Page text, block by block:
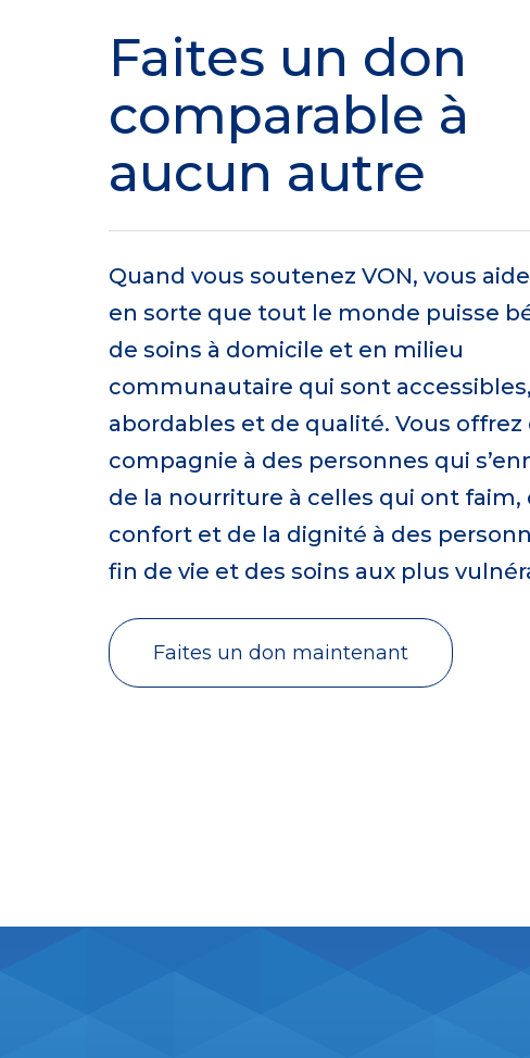
Faites un don
comparable à
aucun autre
Quand vous soutenez VON, vous
en sorte que tout le monde puisse
de soins à domicile et en milieu
communautaire qui sont accessibles,
abordables et de qualité. Vous offrez
compagnie à des personnes qui
de la nourriture à celles qui ont faim,
confort et de la dignité à des
fin de vie et des soins aux plus
Faites un don maintenant